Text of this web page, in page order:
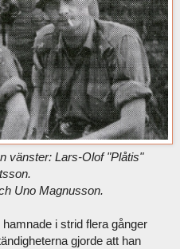
vänster: Lars-Olof "Plåtis"
Uno Magnusson.
i strid flera gånger
gjorde att han